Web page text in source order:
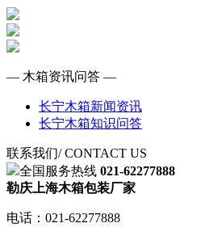
— 木箱资讯问答 —
长宁木箱新闻资讯
长宁木箱知识问答
联系我们/ CONTACT US
全国服务热线 021-62277888
勒庆上海木箱包装厂家
电话：021-62277888